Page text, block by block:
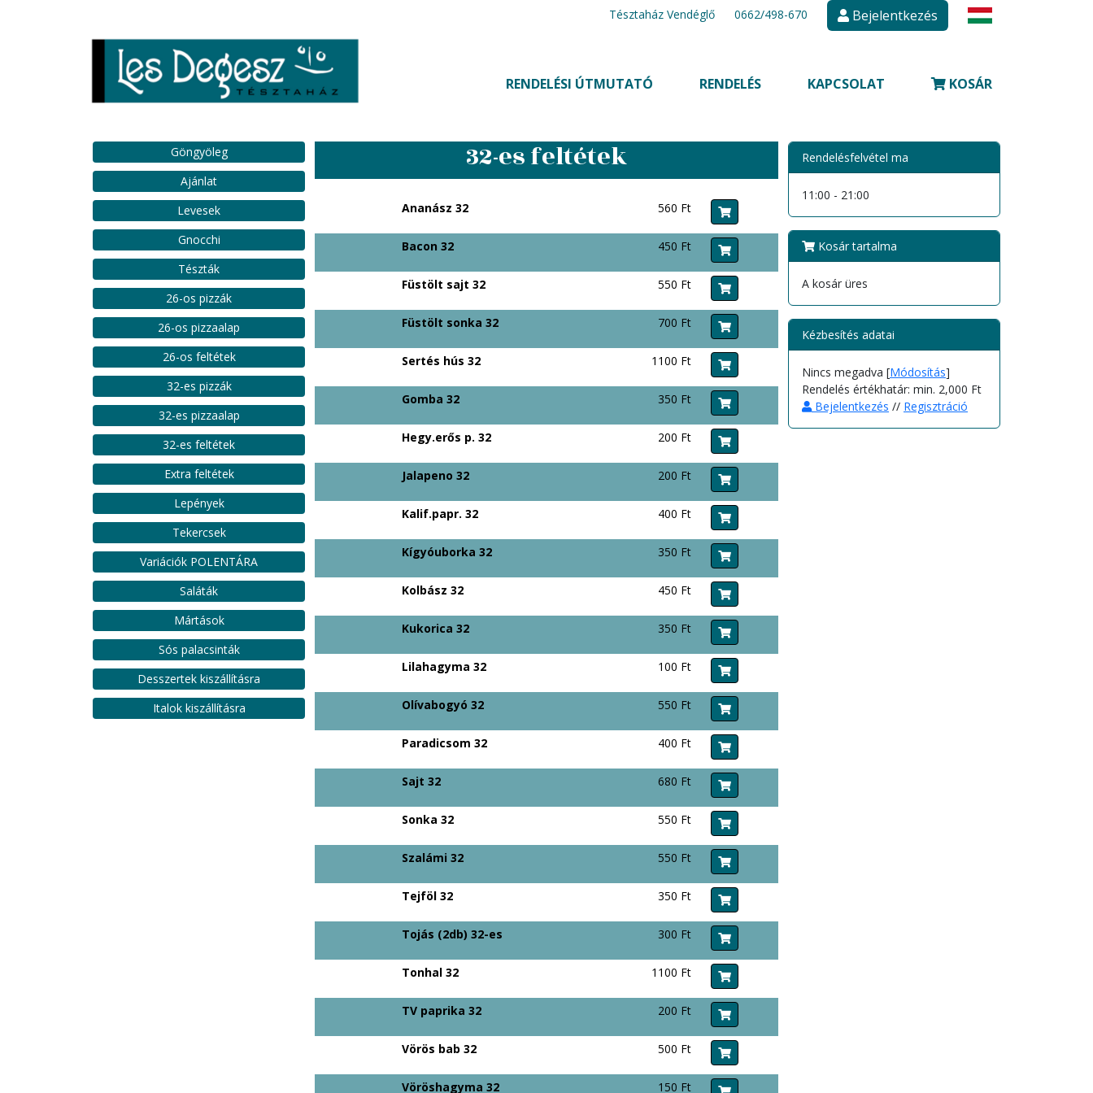
Tésztaház Vendéglő 0662/498-670 Bejelentkezés
RENDELÉSI ÚTMUTATÓ RENDELÉS KAPCSOLAT KOSÁR
Rendelésfelvétel ma
11:00 - 21:00
Kosár tartalma
A kosár üres
Kézbesítés adatai
Nincs megadva [Módosítás]
Rendelés értékhatár: min. 2,000 Ft
Bejelentkezés // Regisztráció
Göngyöleg
Ajánlat
Levesek
Gnocchi
Tészták
26-os pizzák
26-os pizzaalap
26-os feltétek
32-es pizzák
32-es pizzaalap
32-es feltétek
Extra feltétek
Lepények
Tekercsek
Variációk POLENTÁRA
Saláták
Mártások
Sós palacsinták
Desszertek kiszállításra
Italok kiszállításra
32-es feltétek
Ananász 32 560 Ft
Bacon 32 450 Ft
Füstölt sajt 32 550 Ft
Füstölt sonka 32 700 Ft
Sertés hús 32 1100 Ft
Gomba 32 350 Ft
Hegy.erős p. 32 200 Ft
Jalapeno 32 200 Ft
Kalif.papr. 32 400 Ft
Kígyóuborka 32 350 Ft
Kolbász 32 450 Ft
Kukorica 32 350 Ft
Lilahagyma 32 100 Ft
Olívabogyó 32 550 Ft
Paradicsom 32 400 Ft
Sajt 32 680 Ft
Sonka 32 550 Ft
Szalámi 32 550 Ft
Tejföl 32 350 Ft
Tojás (2db) 32-es 300 Ft
Tonhal 32 1100 Ft
TV paprika 32 200 Ft
Vörös bab 32 500 Ft
Vöröshagyma 32 150 Ft